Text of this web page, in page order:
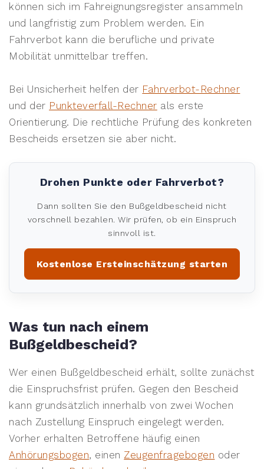
können sich im Fahreignungsregister ansammeln
und langfristig zum Problem werden. Ein
Fahrverbot kann die berufliche und private
Mobilität unmittelbar treffen.
Bei Unsicherheit helfen der Fahrverbot-Rechner
und der Punkteverfall-Rechner als erste
Orientierung. Die rechtliche Prüfung des konkreten
Bescheids ersetzen sie aber nicht.
Drohen Punkte oder Fahrverbot?
Dann sollten Sie den Bußgeldbescheid nicht
vorschnell bezahlen. Wir prüfen, ob ein Einspruch
sinnvoll ist.
Kostenlose Ersteinschätzung starten
Was tun nach einem
Bußgeldbescheid?
Wer einen Bußgeldbescheid erhält, sollte zunächst
die Einspruchsfrist prüfen. Gegen den Bescheid
kann grundsätzlich innerhalb von zwei Wochen
nach Zustellung Einspruch eingelegt werden.
Vorher erhalten Betroffene häufig einen
Anhörungsbogen, einen Zeugenfragebogen oder